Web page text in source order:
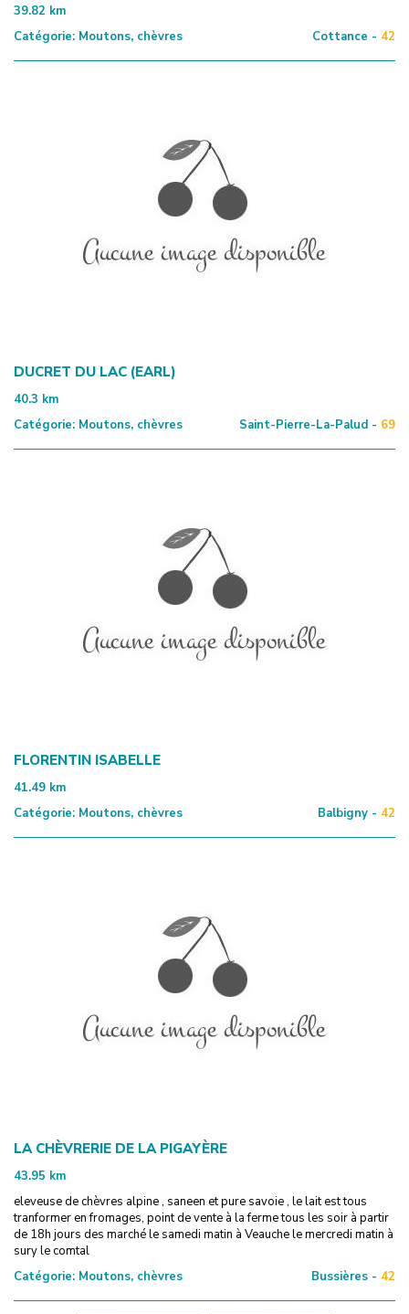
39.82 km
Catégorie: Moutons, chèvres Cottance - 42
DUCRET DU LAC (EARL)
40.3 km
Catégorie: Moutons, chèvres Saint-Pierre-La-Palud - 69
FLORENTIN ISABELLE
41.49 km
Catégorie: Moutons, chèvres Balbigny - 42
LA CHÈVRERIE DE LA PIGAYÈRE
43.95 km
eleveuse de chèvres alpine , saneen et pure savoie , le lait est tous
tranformer en fromages, point de vente à la ferme tous les soir à partir
de 18h jours des marché le samedi matin à Veauche le mercredi matin à
sury le comtal
Catégorie: Moutons, chèvres Bussières - 42